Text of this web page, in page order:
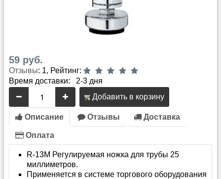
59 руб.
Отзывы: 1, Рейтинг:
Время доставки: 2-3 дня
Добавить в корзину
Описание Отзывы Доставка
Оплата
R-13М Регулируемая ножка для трубы 25
миллиметров.
Применяется в системе торгового оборудования